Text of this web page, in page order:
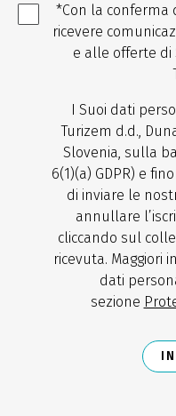
*Con la conferma
ricevere
e alle offerte di
I Suoi dati
Turizem d.d.,
Slovenia, sulla
6(1)(a) GDPR) e
di inviare le
annullare
cliccando sul
ricevuta. Maggiori
dati
sezione